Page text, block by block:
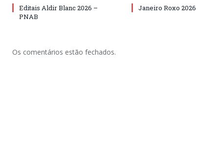
Editais Aldir Blanc 2026 –
PNAB
Janeiro Roxo 2026
Os comentários estão fechados.